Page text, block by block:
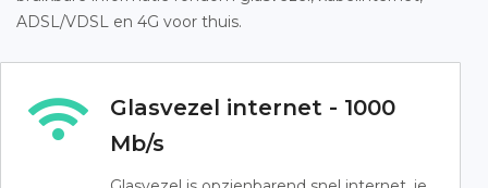
ADSL/VDSL en 4G voor thuis.
Glasvezel internet - 1000
Mb/s